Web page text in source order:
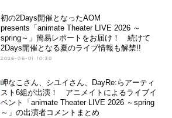
初の2Days開催となったAOM
presents「animate Theater LIVE 2026 ～
spring～」簡易レポートをお届け！ 続けて
2Days開催となる夏のライブ情報も解禁!!
2026-06-01 10:30
岬なこさん、シユイさん、DayRe:らアーティ
スト6組が出演！ アニメイトによるライブイ
ベント「animate Theater LIVE 2026 ～spring
～」の出演者コメントまとめ